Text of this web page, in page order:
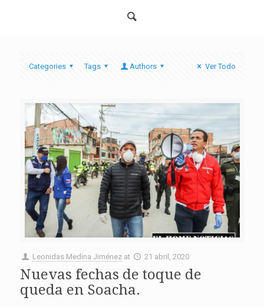
Categories Tags Authors Ver Todo
Leonidas Medina Jiménez at 21 abril, 2020
Nuevas fechas de toque de
queda en Soacha.